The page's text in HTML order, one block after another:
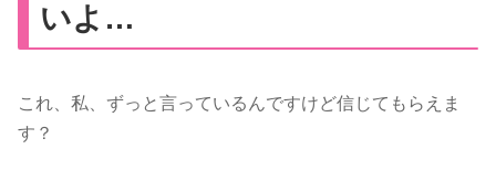
いよ…
これ、私、ずっと言っているんですけど信じてもらえま
す？